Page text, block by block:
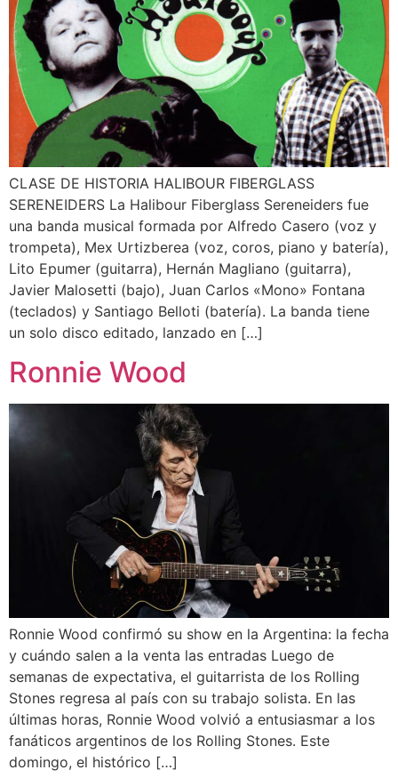
CLASE DE HISTORIA HALIBOUR FIBERGLASS
SERENEIDERS La Halibour Fiberglass Sereneiders fue
una banda musical formada por Alfredo Casero (voz y
trompeta), Mex Urtizberea (voz, coros, piano y batería),
Lito Epumer (guitarra), Hernán Magliano (guitarra),
Javier Malosetti (bajo), Juan Carlos «Mono» Fontana
(teclados) y Santiago Belloti (batería). La banda tiene
un solo disco editado, lanzado en […]
Ronnie Wood
Ronnie Wood confirmó su show en la Argentina: la fecha
y cuándo salen a la venta las entradas Luego de
semanas de expectativa, el guitarrista de los Rolling
Stones regresa al país con su trabajo solista. En las
últimas horas, Ronnie Wood volvió a entusiasmar a los
fanáticos argentinos de los Rolling Stones. Este
domingo, el histórico […]